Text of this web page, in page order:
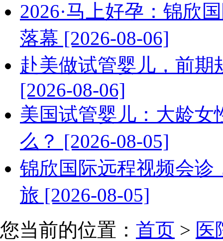
2026·马上好孕：锦欣
落幕 [2026-08-06]
赴美做试管婴儿，前
[2026-08-06]
美国试管婴儿：大龄
么？ [2026-08-05]
锦欣国际远程视频会诊
旅 [2026-08-05]
您当前的位置： 首页 > 医